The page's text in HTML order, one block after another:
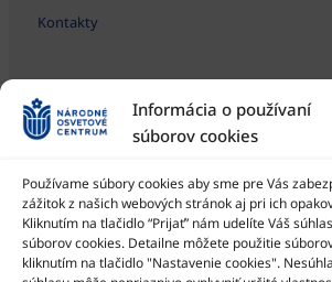
Informácia o používaní
súborov cookies
Používame súbory cookies aby sme pre Vás
zážitok z našich webových stránok aj pri ich
Kliknutím na tlačidlo “Prijať” nám udelíte Váš
súborov cookies. Detailne môžete použitie
kliknutím na tlačidlo "Nastavenie cookies".
Kontakty
Národné osvetové centrum je štátna príspevková
Ministerstva kultúry SR